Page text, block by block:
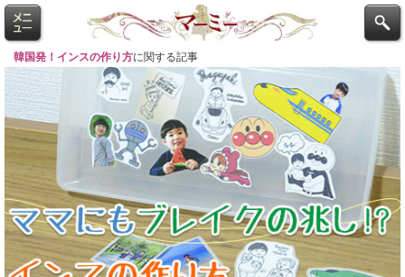
韓国発！インスの作り方に関する記事